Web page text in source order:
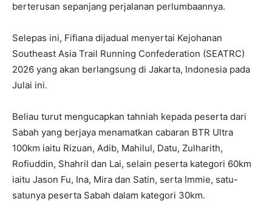
berterusan sepanjang perjalanan perlumbaannya.
Selepas ini, Fifiana dijadual menyertai Kejohanan
Southeast Asia Trail Running Confederation (SEATRC)
2026 yang akan berlangsung di Jakarta, Indonesia pada
Julai ini.
Beliau turut mengucapkan tahniah kepada peserta dari
Sabah yang berjaya menamatkan cabaran BTR Ultra
100km iaitu Rizuan, Adib, Mahilul, Datu, Zulharith,
Rofiuddin, Shahril dan Lai, selain peserta kategori 60km
iaitu Jason Fu, Ina, Mira dan Satin, serta Immie, satu-
satunya peserta Sabah dalam kategori 30km.